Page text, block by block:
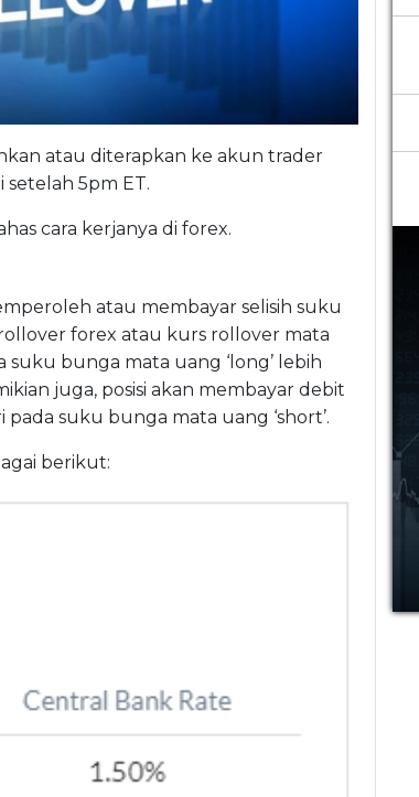
atau diterapkan ke akun trader
5pm ET.
cara kerjanya di forex.
atau membayar selisih suku
forex atau kurs rollover mata
bunga mata uang ‘long’ lebih
juga, posisi akan membayar debit
suku bunga mata uang ‘short’.
berikut: